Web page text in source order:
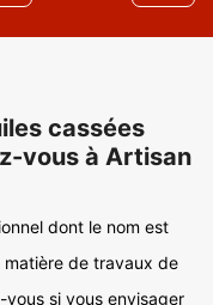
cassées
vous à Artisan
dont le nom est
de travaux de
si vous envisager